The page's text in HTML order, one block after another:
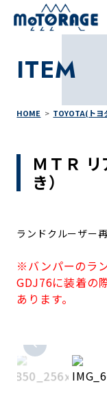
ITEM
HOME TOYOTA(トヨ
ＭＴＲ
き）
ランドクルーザー
※バンパーのラ
GDJ76に装着の
あります。